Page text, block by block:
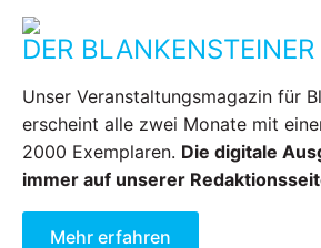
DER BLANKENSTEINER
Unser Veranstaltungsmagazin für
erscheint alle zwei Monate mit
2000 Exemplaren. Die digitale
immer auf unserer
Mehr erfahren